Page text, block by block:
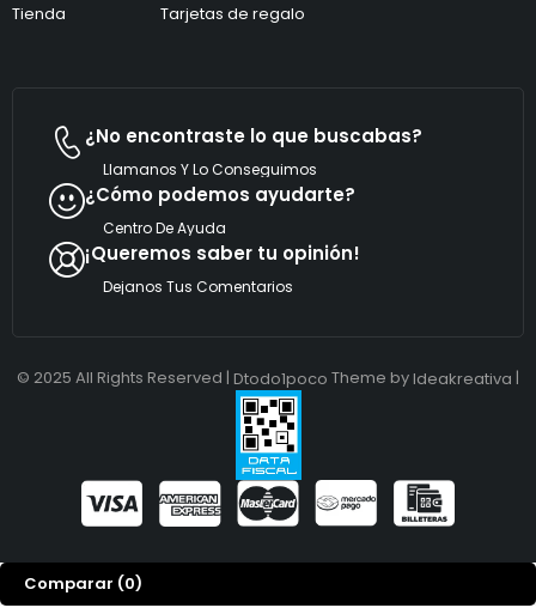
Tienda
Tarjetas de regalo
r
¿No encontraste lo que buscabas?
Llamanos Y Lo Conseguimos
¿Cómo podemos ayudarte?
Centro De Ayuda
¡Queremos saber tu opinión!
Dejanos Tus Comentarios
© 2025 All Rights Reserved | Dtodo1poco Theme by Ideakreativa |
Comparar (0)